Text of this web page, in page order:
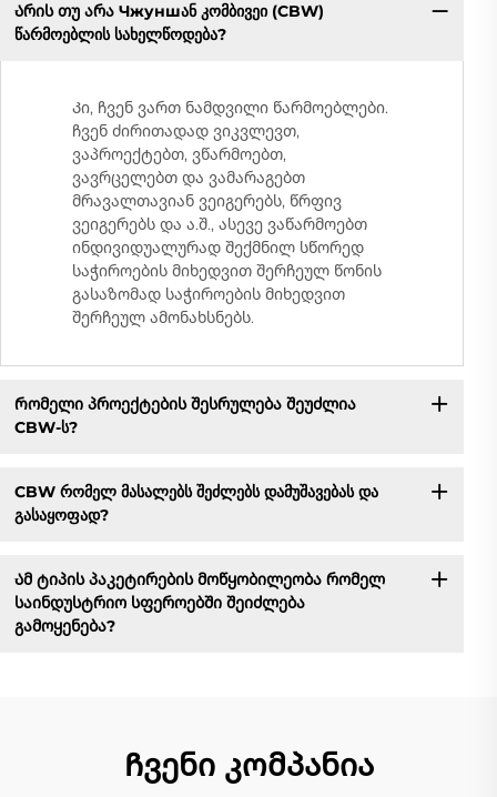
Არის თუ არა Чжуншან კომბივეი (CBW)
წარმოებლის სახელწოდება?
Კი, ჩვენ ვართ ნამდვილი წარმოებლები.
ჩვენ ძირითადად ვიკვლევთ,
ვაპროექტებთ, ვწარმოებთ,
ვავრცელებთ და ვამარაგებთ
მრავალთავიან ვეიგერებს, წრფივ
ვეიგერებს და ა.შ., ასევე ვაწარმოებთ
ინდივიდუალურად შექმნილ სწორედ
საჭიროების მიხედვით შერჩეულ წონის
გასაზომად საჭიროების მიხედვით
შერჩეულ ამონახსნებს.
Რომელი პროექტების შესრულება შეუძლია
CBW-ს?
CBW რომელ მასალებს შეძლებს დამუშავებას და
გასაყოფად?
Ამ ტიპის პაკეტირების მოწყობილეობა რომელ
საინდუსტრიო სფეროებში შეიძლება
გამოყენება?
Ჩვენი კომპანია